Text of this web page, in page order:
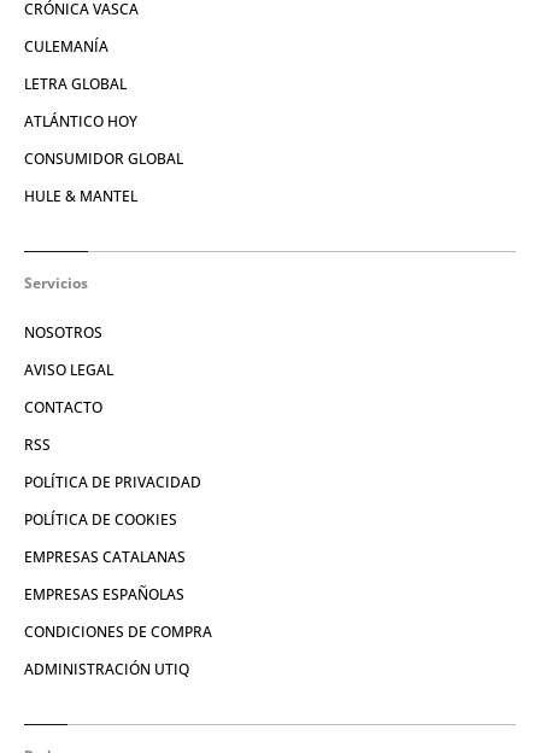
CRÓNICA VASCA
CULEMANÍA
LETRA GLOBAL
ATLÁNTICO HOY
CONSUMIDOR GLOBAL
HULE & MANTEL
Servicios
NOSOTROS
AVISO LEGAL
CONTACTO
RSS
POLÍTICA DE PRIVACIDAD
POLÍTICA DE COOKIES
EMPRESAS CATALANAS
EMPRESAS ESPAÑOLAS
CONDICIONES DE COMPRA
ADMINISTRACIÓN UTIQ